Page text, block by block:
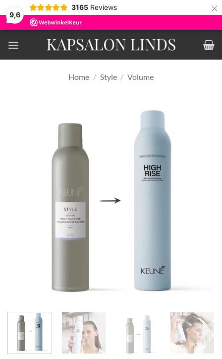
9,6
3165 Reviews ×
naar
inhoud
Home / Style / Volume